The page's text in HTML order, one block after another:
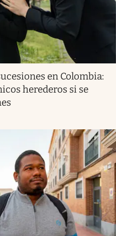
en Colombia:
herederos si se